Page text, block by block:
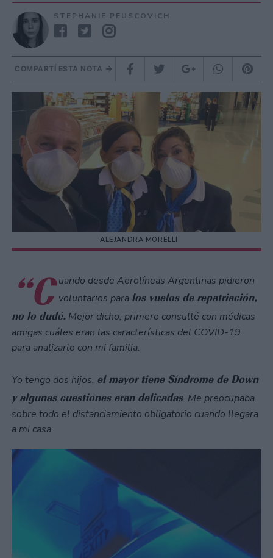
STEPHANIE PEUSCOVICH
COMPARTÍ ESTA NOTA
ALEJANDRA MORELLI
“C uando desde Aerolíneas Argentinas pidieron
voluntarios para los vuelos de repatriación,
no lo dudé. Mejor dicho, primero consulté con médicas
amigas cuáles eran las características del COVID-19
para analizarlo con mi familia.
Yo tengo dos hijos, el mayor tiene Síndrome de Down
y algunas cuestiones eran delicadas. Me preocupaba
sobre todo el distanciamiento obligatorio cuando llegara
a mi casa.